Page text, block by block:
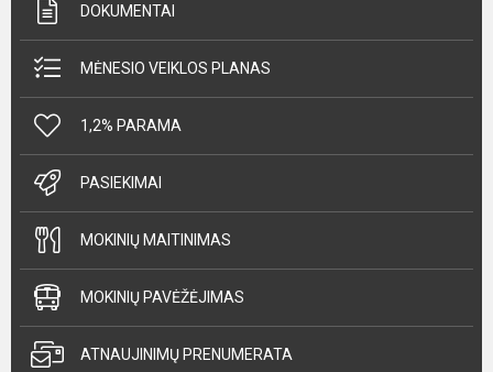
DOKUMENTAI
MĖNESIO VEIKLOS PLANAS
1,2% PARAMA
PASIEKIMAI
MOKINIŲ MAITINIMAS
MOKINIŲ PAVĖŽĖJIMAS
ATNAUJINIMŲ PRENUMERATA